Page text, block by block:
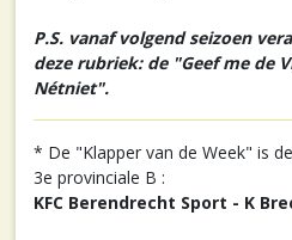
P.S. vanaf volgend seizoen
deze rubriek: de "Geef me de
Nétniet".
* De "Klapper van de Week" is
3e provinciale B :
KFC Berendrecht Sport - K